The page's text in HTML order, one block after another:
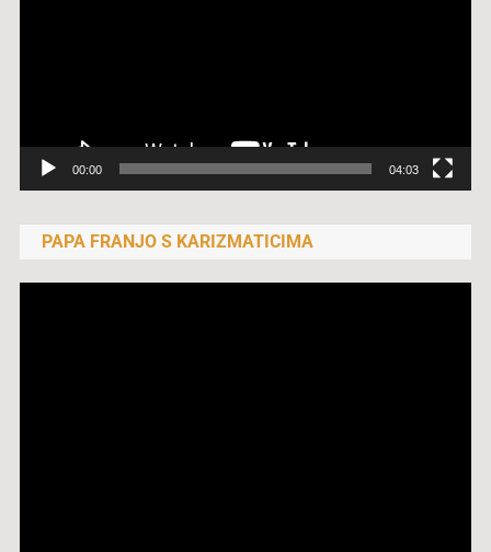
00:00 04:03
PAPA FRANJO S KARIZMATICIMA